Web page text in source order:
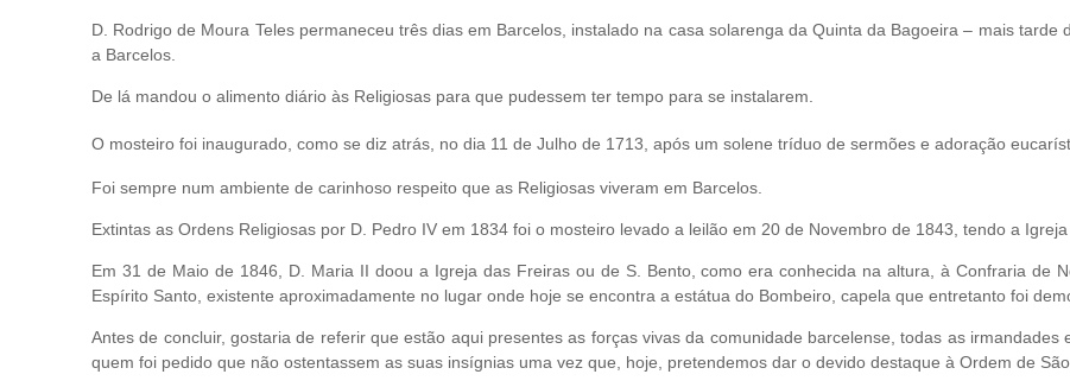
D. Rodrigo de Moura Teles permaneceu três dias em Barcelos, instalado na casa solarenga da Quinta da Bagoeira – mais
a Barcelos.
De lá mandou o alimento diário às Religiosas para que pudessem ter tempo para se instalarem.
O mosteiro foi inaugurado, como se diz atrás, no dia 11 de Julho de 1713, após um solene tríduo de sermões e adoração
Foi sempre num ambiente de carinhoso respeito que as Religiosas viveram em Barcelos.
Extintas as Ordens Religiosas por D. Pedro IV em 1834 foi o mosteiro levado a leilão em 20 de Novembro de 1843, tendo a
Em 31 de Maio de 1846, D. Maria II doou a Igreja das Freiras ou de S. Bento, como era conhecida na altura, à Confraria de
Espírito Santo, existente aproximadamente no lugar onde hoje se encontra a estátua do Bombeiro, capela que entretanto foi
Antes de concluir, gostaria de referir que estão aqui presentes as forças vivas da comunidade barcelense, todas as
quem foi pedido que não ostentassem as suas insígnias uma vez que, hoje, pretendemos dar o devido destaque à Ordem de São